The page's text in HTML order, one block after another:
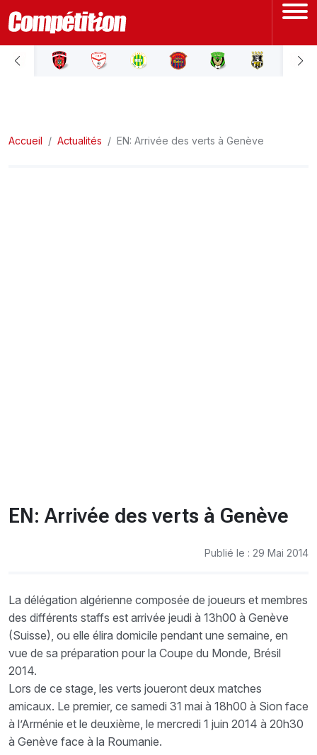
ACCUEIL
LIGUE 2
Accueil Actualités EN: Arrivée des verts à Genève
EN: Arrivée des verts à Genève
Publié le : 29 Mai 2014
La délégation algérienne composée de joueurs et membres
des différents staffs est arrivée jeudi à 13h00 à Genève
(Suisse), ou elle élira domicile pendant une semaine, en
vue de sa préparation pour la Coupe du Monde, Brésil
2014.
Lors de ce stage, les verts joueront deux matches
amicaux. Le premier, ce samedi 31 mai à 18h00 à Sion face
à l’Arménie et le deuxième, le mercredi 1 juin 2014 à 20h30
à Genève face à la Roumanie.